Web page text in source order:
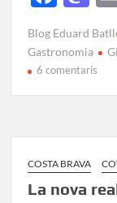
e
b
o
to
d
o
Blog Eduard
Gastronomia
6 comentaris
COSTA BRAVA
La nova